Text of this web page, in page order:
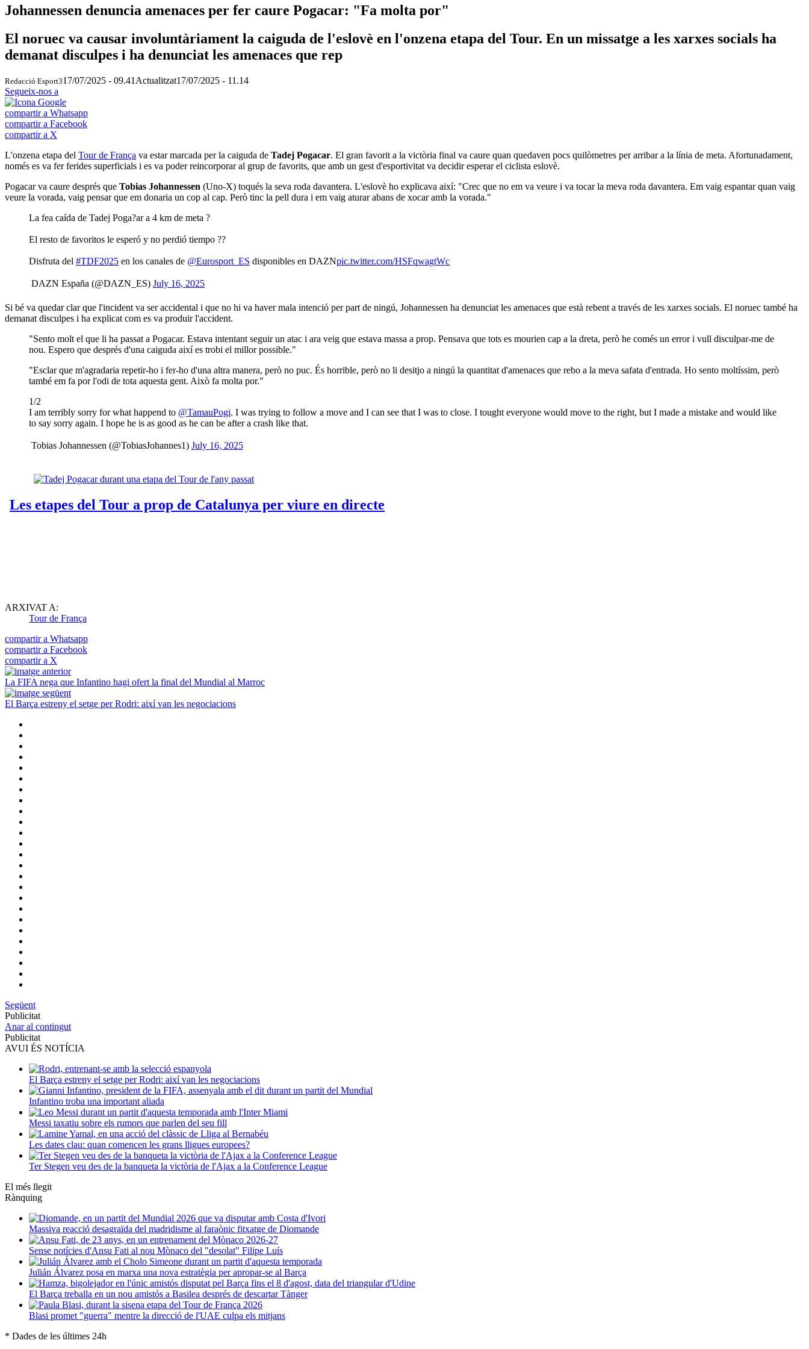
Johannessen denuncia amenaces per fer caure Pogacar: "Fa molta por"
El noruec va causar involuntàriament la caiguda de l'eslovè en l'onzena etapa del Tour. En un missatge a les xarxes socials ha
demanat disculpes i ha denunciat les amenaces que rep
Redacció Esport317/07/2025 - 09.41 Actualitzat17/07/2025 - 11.14
Segueix-nos a
compartir a Whatsapp
compartir a Facebook
compartir a X
L'onzena etapa del Tour de França va estar marcada per la caiguda de Tadej Pogacar. El gran favorit a la victòria final va caure quan quedaven pocs quilòmetres per arribar a la línia de meta. Afortunadament,
només es va fer ferides superficials i es va poder reincorporar al grup de favorits, que amb un gest d'esportivitat va decidir esperar el ciclista eslovè.
Pogacar va caure després que Tobias Johannessen (Uno-X) toqués la seva roda davantera. L'eslovè ho explicava així: "Crec que no em va veure i va tocar la meva roda davantera. Em vaig espantar quan vaig
veure la vorada, vaig pensar que em donaria un cop al cap. Però tinc la pell dura i em vaig aturar abans de xocar amb la vorada."
La fea caída de Tadej Poga?ar a 4 km de meta ?
El resto de favoritos le esperó y no perdió tiempo ??
Disfruta del #TDF2025 en los canales de @Eurosport_ES disponibles en DAZNpic.twitter.com/HSFqwagtWc
 DAZN España (@DAZN_ES) July 16, 2025
Si bé va quedar clar que l'incident va ser accidental i que no hi va haver mala intenció per part de ningú, Johannessen ha denunciat les amenaces que està rebent a través de les xarxes socials. El noruec també ha
demanat disculpes i ha explicat com es va produir l'accident.
"Sento molt el que li ha passat a Pogacar. Estava intentant seguir un atac i ara veig que estava massa a prop. Pensava que tots es mourien cap a la dreta, però he comés un error i vull disculpar-me de
nou. Espero que després d'una caiguda així es trobi el millor possible."
"Esclar que m'agradaria repetir-ho i fer-ho d'una altra manera, però no puc. És horrible, però no li desitjo a ningú la quantitat d'amenaces que rebo a la meva safata d'entrada. Ho sento moltíssim, però
també em fa por l'odi de tota aquesta gent. Això fa molta por."
1/2
I am terribly sorry for what happend to @TamauPogi. I was trying to follow a move and I can see that I was to close. I tought everyone would move to the right, but I made a mistake and would like
to say sorry again. I hope he is as good as he can be after a crash like that.
 Tobias Johannessen (@TobiasJohannes1) July 16, 2025
ARXIVAT A:
Tour de França
compartir a Whatsapp
compartir a Facebook
compartir a X
La FIFA nega que Infantino hagi ofert la final del Mundial al Marroc
El Barça estreny el setge per Rodri: així van les negociacions
Següent
Publicitat
Anar al contingut
Publicitat
AVUI ÉS NOTÍCIA
El Barça estreny el setge per Rodri: així van les negociacions
Infantino troba una important aliada
Messi taxatiu sobre els rumors que parlen del seu fill
Les dates clau: quan comencen les grans lligues europees?
Ter Stegen veu des de la banqueta la victòria de l'Ajax a la Conference League
El més llegit
Rànquing
Massiva reacció desagraïda del madridisme al faraònic fitxatge de Diomande
Sense notícies d'Ansu Fati al nou Mònaco del "desolat" Filipe Luís
Julián Álvarez posa en marxa una nova estratègia per apropar-se al Barça
El Barça treballa en un nou amistós a Basilea després de descartar Tànger
Blasi promet "guerra" mentre la direcció de l'UAE culpa els mitjans
* Dades de les últimes 24h